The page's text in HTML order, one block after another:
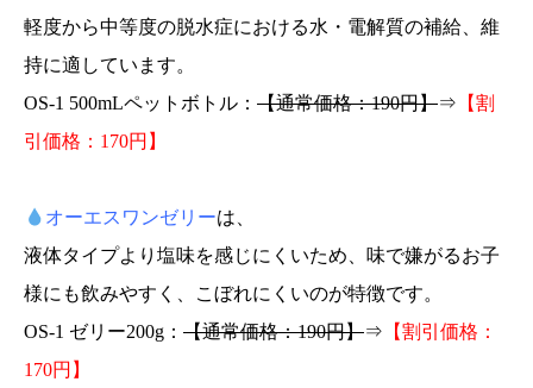
軽度から中等度の脱水症における水・電解質の補給、維
持に適しています。
OS-1 500mLペットボトル： 【通常価格：190円】⇒ 【割
引価格：170円】
オーエスワンゼリーは、
液体タイプより塩味を感じにくいため、味で嫌がるお子
様にも飲みやすく、こぼれにくいのが特徴です。
OS-1 ゼリー200g： 【通常価格：190円】⇒ 【割引価格：
170円】